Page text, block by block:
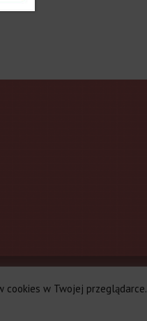
cookies w Twojej przeglądarce.